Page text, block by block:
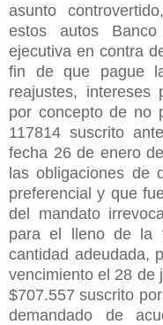
asunto
estos autos
ejecutiva en contra
fin de que pague
reajustes, intereses
por concepto de no
117814 suscrito
fecha 26 de enero
las obligaciones de
preferencial y que
del mandato
para el lleno de la
cantidad adeudada,
vencimiento el 28 de
$707.557 suscrito
demandado de